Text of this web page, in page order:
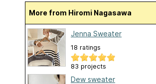
More from Hiromi Nagasawa
Jenna Sweater
18 ratings
83 projects
Dew sweater